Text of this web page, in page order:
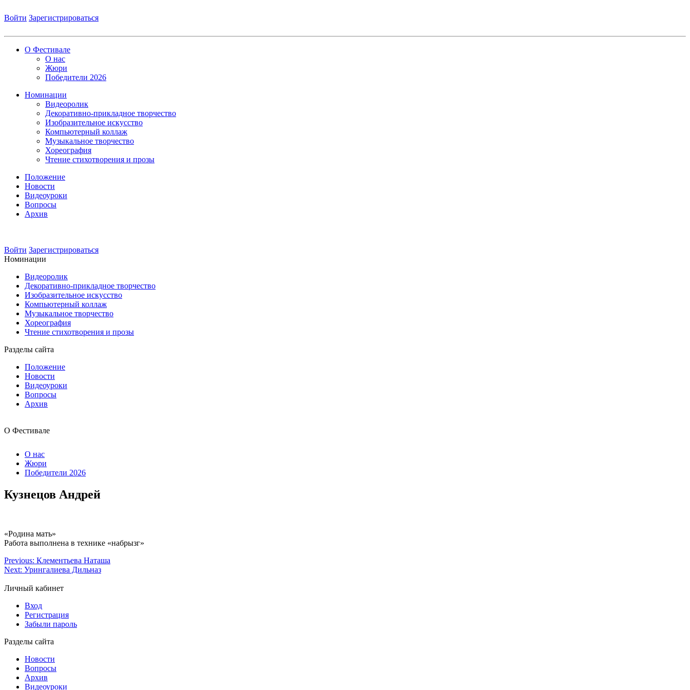
Войти Зарегистрироваться
О Фестивале
О нас
Жюри
Победители 2026
Номинации
Видеоролик
Декоративно-прикладное творчество
Изобразительное искусство
Компьютерный коллаж
Музыкальное творчество
Хореография
Чтение стихотворения и прозы
Положение
Новости
Видеоуроки
Вопросы
Архив
Войти Зарегистрироваться
Номинации
Видеоролик
Декоративно-прикладное творчество
Изобразительное искусство
Компьютерный коллаж
Музыкальное творчество
Хореография
Чтение стихотворения и прозы
Разделы сайта
Положение
Новости
Видеоуроки
Вопросы
Архив
О Фестивале
О нас
Жюри
Победители 2026
Кузнецов Андрей
«Родина мать»
Работа выполнена в технике «набрызг»
Previous: Клементьева Наташа
Next: Урингалиева Дильназ
Личный кабинет
Вход
Регистрация
Забыли пароль
Разделы сайта
Новости
Вопросы
Архив
Видеоуроки